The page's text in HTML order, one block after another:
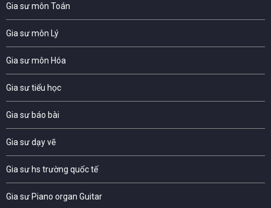
Gia sư môn Toán
Gia sư môn Lý
Gia sư môn Hóa
Gia sư tiểu học
Gia sư báo bài
Gia sư dạy vẽ
Gia sư hs trường quốc tế
Gia sư Piano organ Guitar